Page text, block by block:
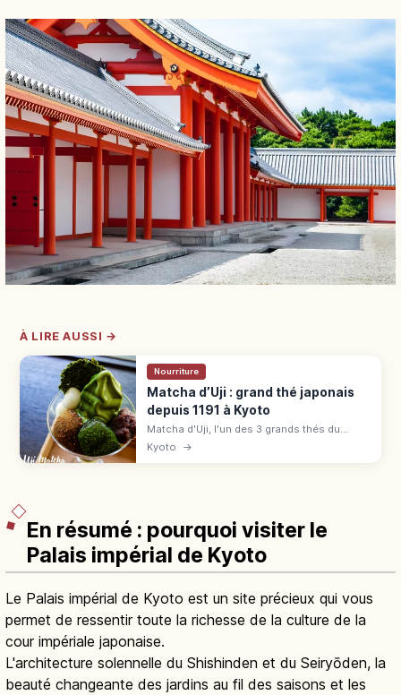
À LIRE AUSSI →
Nourriture
Matcha d’Uji : grand thé japonais
depuis 1191 à Kyoto
Matcha d'Uji, l'un des 3 grands thés du
Japon depuis 1191. Cueillette, parfaits, sites
UNESCO Byōdō-in et Ujigami : guide autour
Kyoto →
En résumé : pourquoi visiter le
Palais impérial de Kyoto
Le Palais impérial de Kyoto est un site précieux qui vous
permet de ressentir toute la richesse de la culture de la
cour impériale japonaise.
L'architecture solennelle du Shishinden et du Seiryōden, la
beauté changeante des jardins au fil des saisons et les